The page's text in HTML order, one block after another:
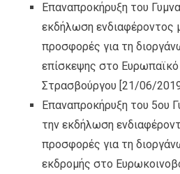
Επαναπροκήρυξη του
εκδήλωση ενδιαφέροντος
προσφορές για τη
επίσκεψης στο Ευρωπαϊκό
Στρασβούργου [21/06/
Επαναπροκήρυξη του 5ου
την εκδήλωση
προσφορές για τη
εκδρομής στο